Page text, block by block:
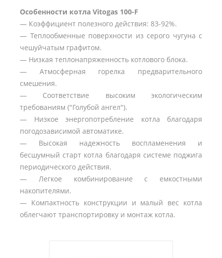
Особенности котла Vitogas 100-F
— Коэффициент полезного действия: 83-92%.
— Теплообменные поверхности из серого чугуна с
чешуйчатым графитом.
— Низкая теплонапряженность котлового блока.
— Атмосферная горелка предварительного
смешения.
— Соответствие высоким экологическим
требованиям ("Голубой ангел").
— Низкое энергопотребление котла благодаря
погодозависимой автоматике.
— Высокая надежность воспламенения и
бесшумный старт котла благодаря системе поджига
периодического действия.
— Легкое комбинирование с емкостными
накопителями.
— Компактность конструкции и малый вес котла
облегчают транспортировку и монтаж котла.